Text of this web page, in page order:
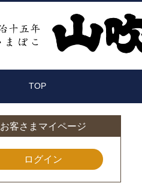
TOP
お客さまマイページ
ログイン